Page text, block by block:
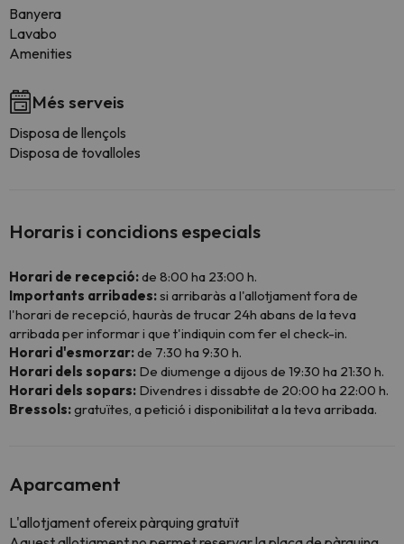
Banyera
Lavabo
Amenities
Més serveis
Disposa de llençols
Disposa de tovalloles
Horaris i concidions especials
Horari de recepció:de 8:00 ha 23:00 h.
Importants arribades:si arribaràs a l'allotjament fora de
l'horari de recepció, hauràs de trucar 24h abans de la teva
arribada per informar i que t'indiquin com fer el check-in.
Horari d'esmorzar:de 7:30 ha 9:30 h.
Horari dels sopars: De diumenge a dijous de 19:30 ha 21:30 h.
Horari dels sopars: Divendres i dissabte de 20:00 ha 22:00 h.
Bressols:gratuïtes, a petició i disponibilitat a la teva arribada.
Aparcament
L'allotjament ofereix pàrquing gratuït